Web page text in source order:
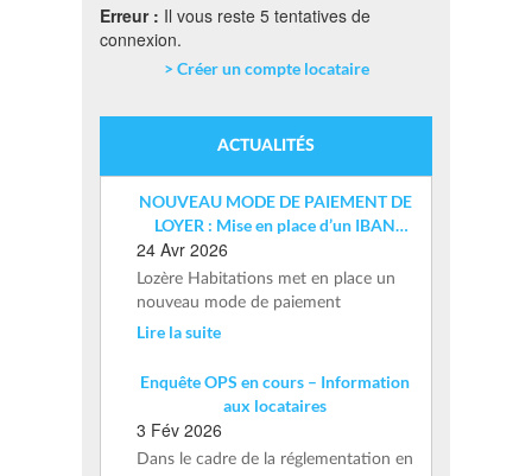
Erreur : Il vous reste 5 tentatives de
connexion.
> Créer un compte locataire
ACTUALITÉS
NOUVEAU MODE DE PAIEMENT DE
LOYER : Mise en place d’un IBAN
24 Avr 2026
Lozère Habitations met en place un
nouveau mode de paiement
Lire la suite
Enquête OPS en cours – Information
aux locataires
3 Fév 2026
Dans le cadre de la réglementation en